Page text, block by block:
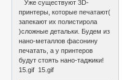
Уже существуют 3D-
принтеры, которые печатают(
запекают их полистирола
)сложные детальки. Будем из
нано-металлов фасонину
печатать, а у принтеров
будут стоять нано-таджики!
15.gif 15.gif